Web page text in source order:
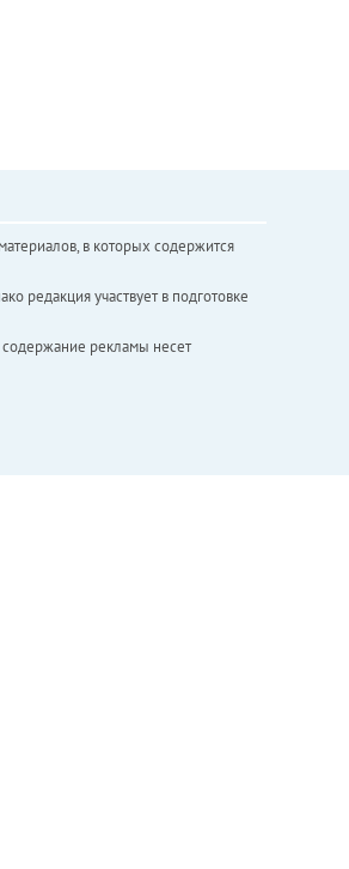
в которых содержится
редакция участвует в подготовке
содержание рекламы несет